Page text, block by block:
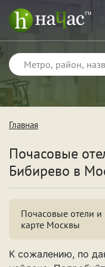
Тип
Квартиры
Главная
Почасовые
Бибирево в
Почасовые отели
карте Москвы
К сожалению, по